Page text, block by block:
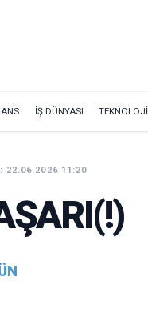
İŞ DÜNYASI TEKNOLOJİ
22.06.2026 11:20